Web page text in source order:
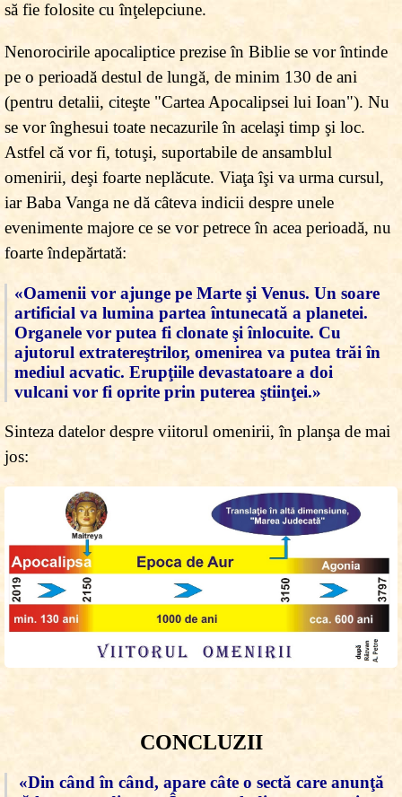
să fie folosite cu înţelepciune.
Nenorocirile apocaliptice prezise în Biblie se vor întinde
pe o perioadă destul de lungă, de minim 130 de ani
(pentru detalii, citeşte "Cartea Apocalipsei lui Ioan"). Nu
se vor înghesui toate necazurile în acelaşi timp şi loc.
Astfel că vor fi, totuşi, suportabile de ansamblul
omenirii, deşi foarte neplăcute. Viaţa îşi va urma cursul,
iar Baba Vanga ne dă câteva indicii despre unele
evenimente majore ce se vor petrece în acea perioadă, nu
foarte îndepărtată:
«Oamenii vor ajunge pe Marte şi Venus. Un soare
artificial va lumina partea întunecată a planetei.
Organele vor putea fi clonate şi înlocuite. Cu
ajutorul extratereştrilor, omenirea va putea trăi în
mediul acvatic. Erupţiile devastatoare a doi
vulcani vor fi oprite prin puterea ştiinţei.»
Sinteza datelor despre viitorul omenirii, în planşa de mai
jos:
CONCLUZII
«Din când în când, apare câte o sectă care anunţă